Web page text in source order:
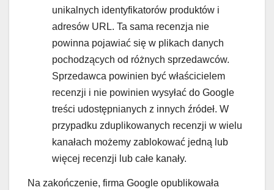
unikalnych identyfikatorów produktów i
adresów URL. Ta sama recenzja nie
powinna pojawiać się w plikach danych
pochodzących od różnych sprzedawców.
Sprzedawca powinien być właścicielem
recenzji i nie powinien wysyłać do Google
treści udostępnianych z innych źródeł. W
przypadku zduplikowanych recenzji w wielu
kanałach możemy zablokować jedną lub
więcej recenzji lub całe kanały.
Na zakończenie, firma Google opublikowała